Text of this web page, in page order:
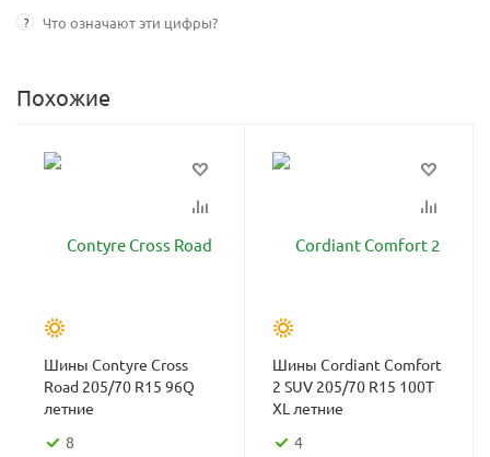
? Что означают эти цифры?
Похожие
Шины Contyre Cross
Road 205/70 R15 96Q
летние
8
Шины Cordiant Comfort
2 SUV 205/70 R15 100T
XL летние
4